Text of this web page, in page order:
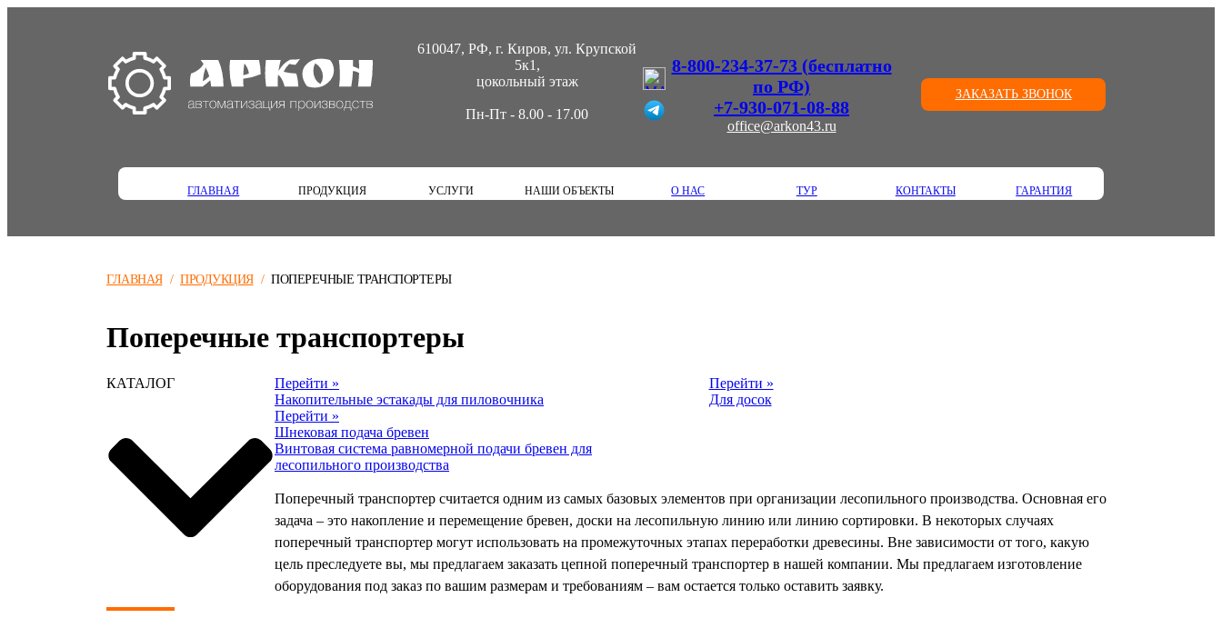
610047, РФ, г. Киров, ул. Крупской
5к1,
цокольный этаж
Пн-Пт - 8.00 - 17.00
8-800-234-37-73 (бесплатно
по РФ)
+7-930-071-08-88
office@arkon43.ru
ЗАКАЗАТЬ ЗВОНОК
ГЛАВНАЯ ПРОДУКЦИЯ УСЛУГИ НАШИ ОБЪЕКТЫ О НАС ТУР КОНТАКТЫ ГАРАНТИЯ
ГЛАВНАЯ / ПРОДУКЦИЯ / ПОПЕРЕЧНЫЕ ТРАНСПОРТЕРЫ
Поперечные транспортеры
КАТАЛОГ
Перейти »
Накопительные эстакады для пиловочника
Перейти »
Для досок
Перейти »
Шнековая подача бревен
Винтовая система равномерной подачи бревен для
лесопильного производства
Поперечный транспортер считается одним из самых базовых элементов при организации лесопильного производства. Основная его
задача – это накопление и перемещение бревен, доски на лесопильную линию или линию сортировки. В некоторых случаях
поперечный транспортер могут использовать на промежуточных этапах переработки древесины. Вне зависимости от того, какую
цель преследуете вы, мы предлагаем заказать цепной поперечный транспортер в нашей компании. Мы предлагаем изготовление
оборудования под заказ по вашим размерам и требованиям – вам остается только оставить заявку.